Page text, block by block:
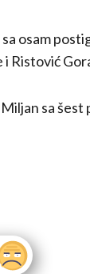
osam
Ristović
sa